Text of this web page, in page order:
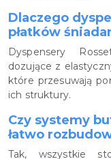
Dlaczego
płatków
Dyspensery
dozujące z
które przesuwają
ich struktury.
Czy systemy
łatwo
Tak, wszystkie